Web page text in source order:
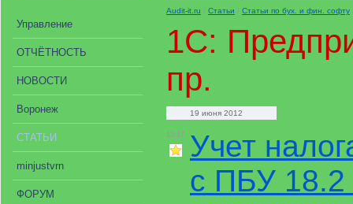
Управление
ОТЧЁТНОСТЬ
НОВОСТИ
Воронеж
СТАТЬИ
minjustvrn
ФОРУМ
Audit-it.ru / Статьи / Статьи по бух. и фин. софту
1C:
пр.
19 июня 2012
13:17
Учет
с ПБУ